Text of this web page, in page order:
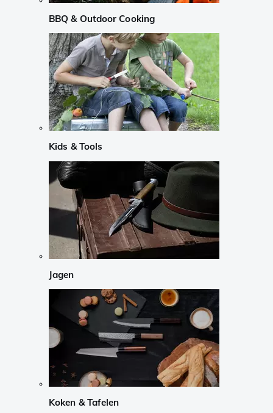
BBQ & Outdoor Cooking
Kids & Tools
Jagen
Koken & Tafelen